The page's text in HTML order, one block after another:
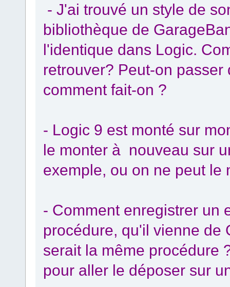
- J'ai trouvé un style de
bibliothèque de
l'identique dans Logic.
retrouver? Peut-on
comment fait-on ?
- Logic 9 est monté sur
le monter à nouveau sur
exemple, ou on ne peut le
- Comment enregistrer un
procédure, qu'il vienne de
serait la même procédure
pour aller le déposer sur